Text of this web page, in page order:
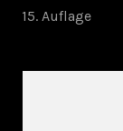
15. Auflage